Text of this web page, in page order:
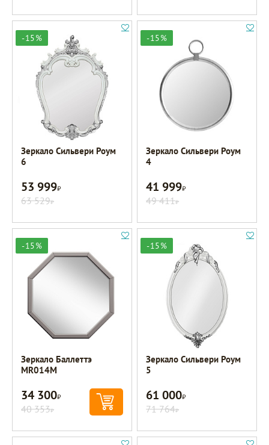
-15%
Зеркало Сильвери Роум
6
53 999Р
63 529Р
-15%
Зеркало Сильвери Роум
4
41 999Р
49 411Р
-15%
Зеркало Баллеттэ
MR014M
34 300Р
40 353Р
-15%
Зеркало Сильвери Роум
5
61 000Р
71 764Р